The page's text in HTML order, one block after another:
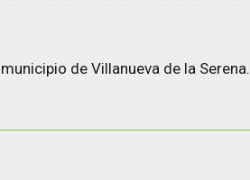
de Villanueva de la Serena.